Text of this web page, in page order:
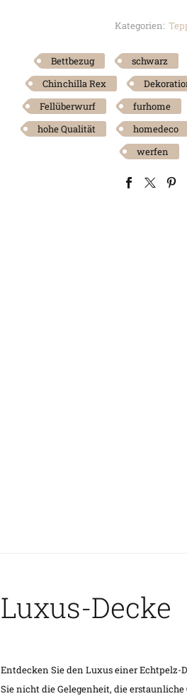
Kategorien:
Bettbezug schwarz
Chinchilla Rex
Fellüberwurf
furhome
hohe Qualität
homedeco
werfen
Luxus-Decke
Entdecken Sie den Luxus einer Echtpelz-
Sie nicht die Gelegenheit, die